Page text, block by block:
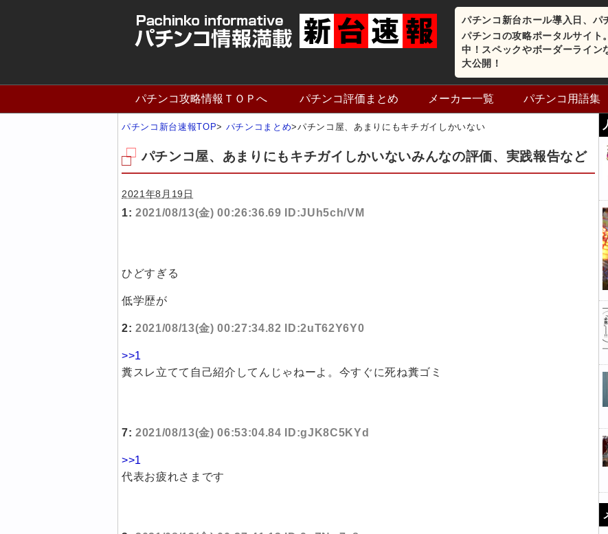
パチンコ新台ホール導入日、パ
パチンコの攻略ポータルサイト
中！スペックやボーダーライン
大公開！
パチンコ攻略情報ＴＯＰへ パチンコ評価まとめ メーカー一覧 パチンコ用語集
パチンコ新台速報TOP> パチンコまとめ>パチンコ屋、あまりにもキチガイしかいない
パチンコ屋、あまりにもキチガイしかいないみんなの評価、実践報告など
2021年8月19日
1: 2021/08/13(金) 00:26:36.69 ID:JUh5ch/VM
ひどすぎる
低学歴が
2: 2021/08/13(金) 00:27:34.82 ID:2uT62Y6Y0
>>1
糞スレ立てて自己紹介してんじゃねーよ。今すぐに死ね糞ゴミ
7: 2021/08/13(金) 06:53:04.84 ID:gJK8C5KYd
>>1
代表お疲れさまです